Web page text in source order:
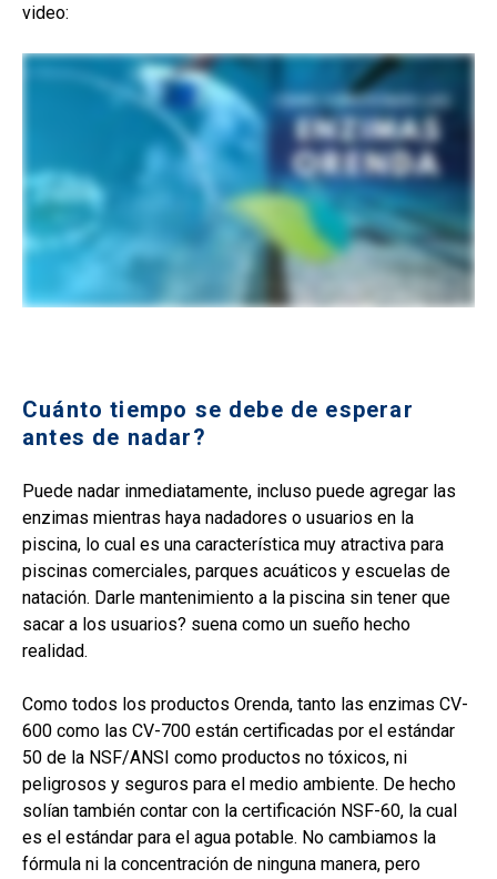
video:
Cuánto tiempo se debe de esperar
antes de nadar?
Puede nadar inmediatamente, incluso puede agregar las
enzimas mientras haya nadadores o usuarios en la
piscina, lo cual es una característica muy atractiva para
piscinas comerciales, parques acuáticos y escuelas de
natación. Darle mantenimiento a la piscina sin tener que
sacar a los usuarios? suena como un sueño hecho
realidad.
Como todos los productos Orenda, tanto las enzimas CV-
600 como las CV-700 están certificadas por el estándar
50 de la NSF/ANSI como productos no tóxicos, ni
peligrosos y seguros para el medio ambiente. De hecho
solían también contar con la certificación NSF-60, la cual
es el estándar para el agua potable. No cambiamos la
fórmula ni la concentración de ninguna manera, pero